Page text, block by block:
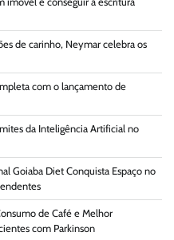
de carinho, Neymar celebra os
com o lançamento de
da Inteligência Artificial no
Goiaba Diet Conquista Espaço no
de Café e Melhor
com Parkinson